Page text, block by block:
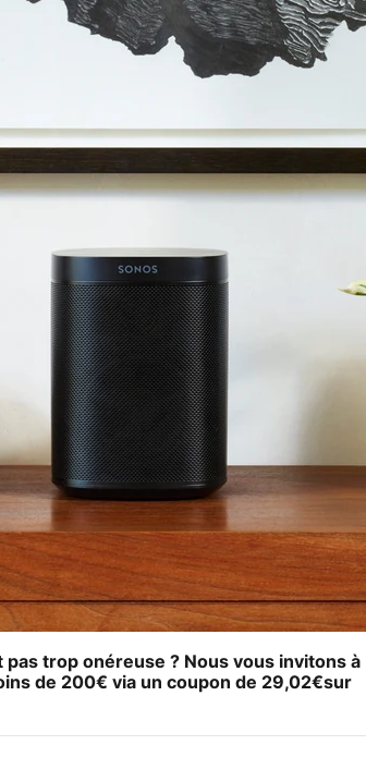
trop onéreuse ? Nous vous invitons à
de 200€ via un coupon de 29,02€sur